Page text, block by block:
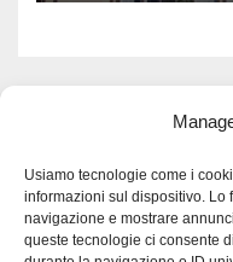
Usiamo tecnologie come i
informazioni sul dispositivo. Lo
navigazione e mostrare
queste tecnologie ci consente